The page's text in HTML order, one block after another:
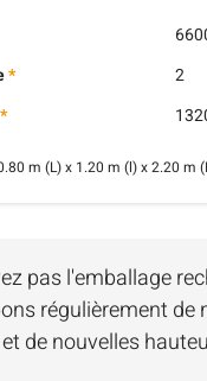
*
2
*
m (L) x 1.20 m (l) x 2.20 m
pas l'emballage
régulièrement de
de nouvelles